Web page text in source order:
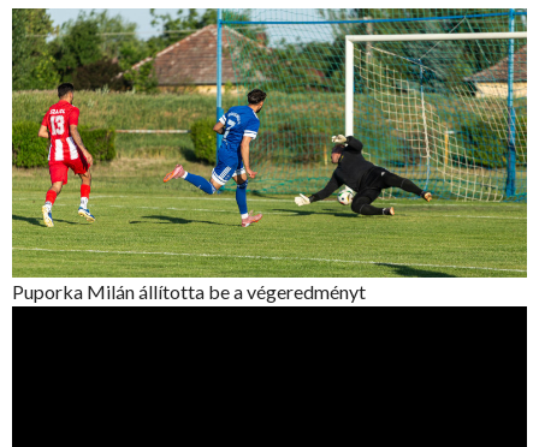
Puporka Milán állította be a végeredményt